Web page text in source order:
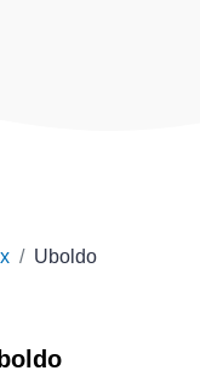
Uboldo